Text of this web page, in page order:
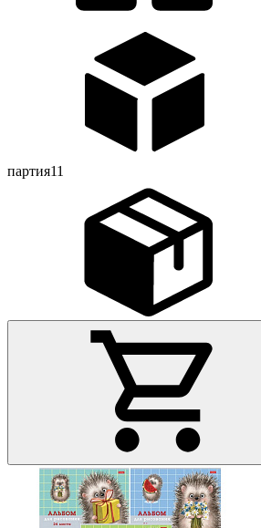
партия11